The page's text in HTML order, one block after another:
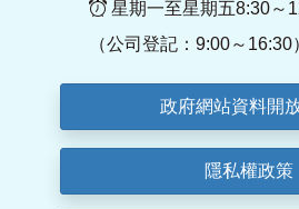
星期一至星期五8:30～
（公司登記：9:00～16:30
政府網站資料開
隱私權政策